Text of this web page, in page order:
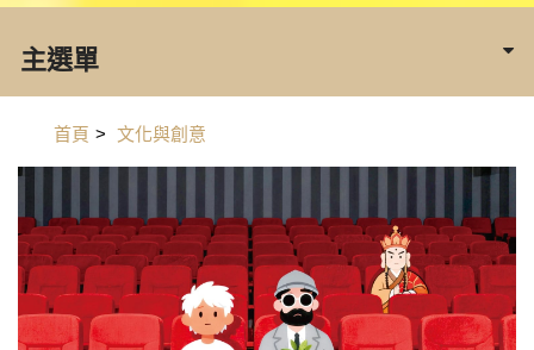
主選單
首頁 > 文化與創意